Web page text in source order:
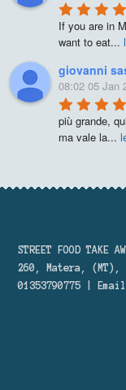
If you are in
want to eat...
giovanni
08:02 05 Jan
più grande,
ma vale la...
STREET FOOD TAKE
260, Matera,
01353790775 |